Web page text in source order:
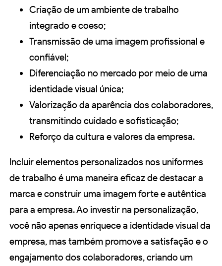
Criação de um ambiente de trabalho
integrado e coeso;
Transmissão de uma imagem profissional e
confiável;
Diferenciação no mercado por meio de uma
identidade visual única;
Valorização da aparência dos colaboradores,
transmitindo cuidado e sofisticação;
Reforço da cultura e valores da empresa.
Incluir elementos personalizados nos uniformes
de trabalho é uma maneira eficaz de destacar a
marca e construir uma imagem forte e autêntica
para a empresa. Ao investir na personalização,
você não apenas enriquece a identidade visual da
empresa, mas também promove a satisfação e o
engajamento dos colaboradores, criando um